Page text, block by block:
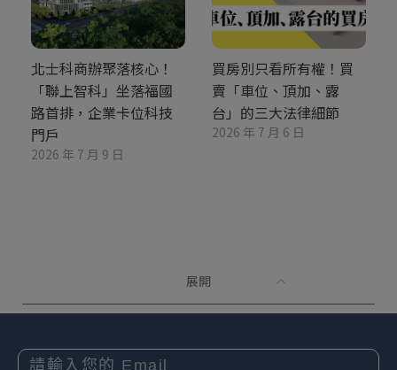
北士科商辦聚落核心！
「聯上智科」坐落福國
路首排，企業卡位科技
門戶
2026 年 7 月 9 日
買房別只看所有權！買
賣「車位、頂加、露
台」的三大法律細節
2026 年 7 月 6 日
展開